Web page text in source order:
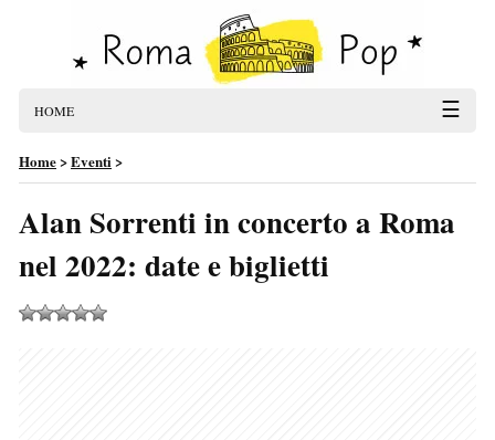
HOME ☰
Home>Eventi>
Alan Sorrenti in concerto a Roma
nel 2022: date e biglietti